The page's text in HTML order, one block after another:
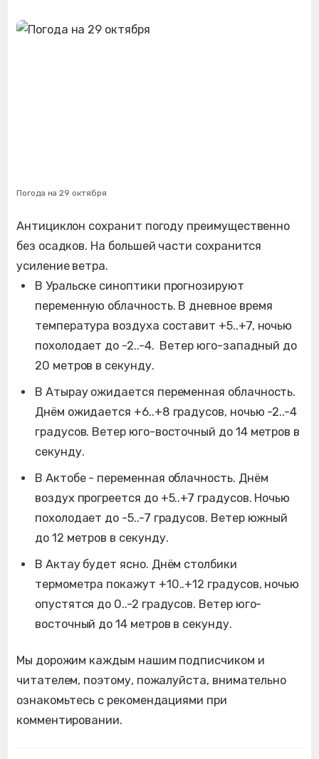
Погода на 29 октября
Антициклон сохранит погоду преимущественно
без осадков. На большей части сохранится
усиление ветра.
В Уральске синоптики прогнозируют
переменную облачность. В дневное время
температура воздуха составит +5..+7, ночью
похолодает до -2..-4. Ветер юго-западный до
20 метров в секунду.
В Атырау ожидается переменная облачность.
Днём ожидается +6..+8 градусов, ночью -2..-4
градусов. Ветер юго-восточный до 14 метров в
секунду.
В Актобе - переменная облачность. Днём
воздух прогреется до +5..+7 градусов. Ночью
похолодает до -5..-7 градусов. Ветер южный
до 12 метров в секунду.
В Актау будет ясно. Днём столбики
термометра покажут +10..+12 градусов, ночью
опустятся до 0..-2 градусов. Ветер юго-
восточный до 14 метров в секунду.
Мы дорожим каждым нашим подписчиком и
читателем, поэтому, пожалуйста, внимательно
ознакомьтесь с рекомендациями при
комментировании.